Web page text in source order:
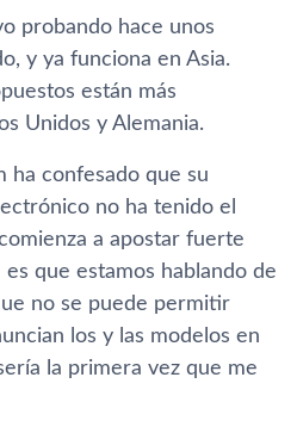
probando hace unos
y ya funciona en Asia.
están más
Unidos y Alemania.
ha confesado que su
no ha tenido el
a apostar fuerte
que estamos hablando de
no se puede permitir
los y las modelos en
la primera vez que me